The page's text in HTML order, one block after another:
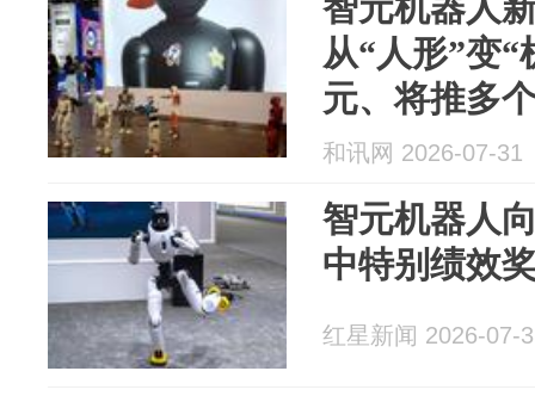
从“人形”变“
元、将推多
和讯网 2026-07-31
智元机器人
中特别绩效
红星新闻 2026-07-